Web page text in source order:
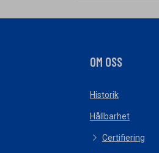
OM OSS
Historik
Hållbarhet
Certifiering